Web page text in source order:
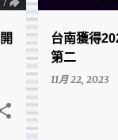
台南獲得
第二
11月 22, 2023